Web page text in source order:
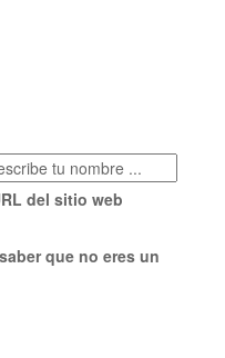
del sitio web
que no eres un